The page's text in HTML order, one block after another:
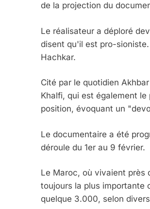
de la projection du
Le réalisateur a déploré
disent qu'il est pro-
Hachkar.
Cité par le quotidien
Khalfi, qui est également
position, évoquant un
Le documentaire a été
déroule du 1er au 9 février.
Le Maroc, où vivaient près
toujours la plus importante
quelque 3.000, selon
2025,
FRANCE
FIÈRE,
Dvir